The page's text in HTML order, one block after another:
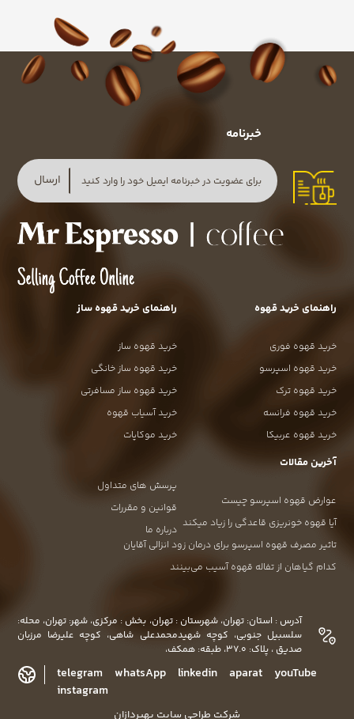
خبرنامه
ارسال
راهنمای خرید قهوه
خرید قهوه فوری
خرید قهوه اسپرسو
خرید قهوه ترک
خرید قهوه فرانسه
خرید قهوه عربیکا
راهنمای خرید قهوه ساز
خرید قهوه ساز
خرید قهوه ساز خانگی
خرید قهوه ساز مسافرتی
خرید آسیاب قهوه
خرید موکاپات
آخرین مقالات
عوارض قهوه اسپرسو چیست
آیا قهوه خونریزی قاعدگی را زیاد میکند
تاثیر مصرف قهوه اسپرسو برای درمان زود انزالی آقایان
کدام گیاهان از تفاله قهوه آسیب می‌بینند
پرسش های متداول
قوانین و مقررات
درباره ما
آدرس : استان: تهران، شهرستان : تهران، بخش : مرکزی، شهر: تهران، محله:
سلسبیل جنوبی، کوچه شهیدمحمدعلی شاهی، کوچه علیرضا مرزبان
صدیق ، پلاک: 37.0، طبقه: همکف،
youTube
aparat
linkedin
whatsApp
telegram
instagram
شرکت طراحی سایت بهپردازان